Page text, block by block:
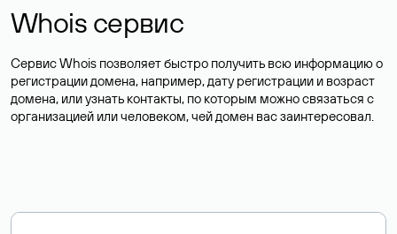
Whois сервис
Сервис Whois позволяет быстро получить всю информацию о
регистрации домена, например, дату регистрации и возраст
домена, или узнать контакты, по которым можно связаться с
организацией или человеком, чей домен вас заинтересовал.